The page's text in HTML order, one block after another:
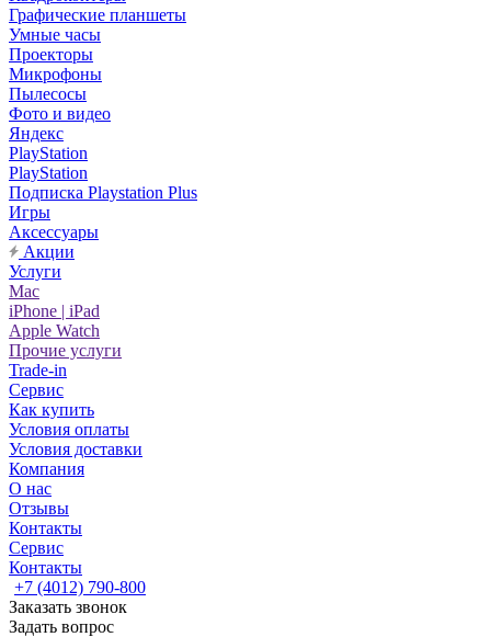
Графические планшеты
Умные часы
Проекторы
Микрофоны
Пылесосы
Фото и видео
Яндекс
PlayStation
PlayStation
Подписка Playstation Plus
Игры
Аксессуары
Акции
Услуги
Mac
iPhone | iPad
Apple Watch
Прочие услуги
Trade-in
Сервис
Как купить
Условия оплаты
Условия доставки
Компания
О нас
Отзывы
Контакты
Сервис
Контакты
+7 (4012) 790-800
Заказать звонок
Задать вопрос